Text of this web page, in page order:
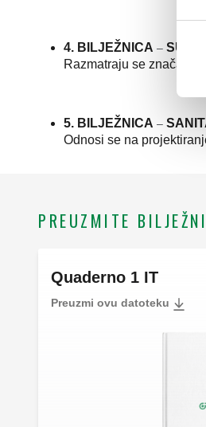
4. BILJEŽNICA –
Razmatraju se značajke
5. BILJEŽNICA –
Odnosi se na
PREUZMITE
Quaderno 1 IT
Preuzmi ovu datoteku